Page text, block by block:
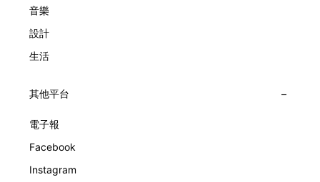
音樂
設計
生活
其他平台
電子報
Facebook
Instagram